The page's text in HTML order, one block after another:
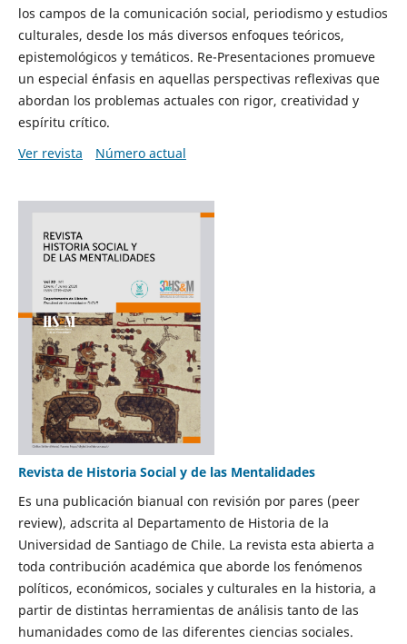
los campos de la comunicación social, periodismo y estudios
culturales, desde los más diversos enfoques teóricos,
epistemológicos y temáticos. Re-Presentaciones promueve
un especial énfasis en aquellas perspectivas reflexivas que
abordan los problemas actuales con rigor, creatividad y
espíritu crítico.
Ver revista
Número actual
Revista de Historia Social y de las Mentalidades
Es una publicación bianual con revisión por pares (peer
review), adscrita al Departamento de Historia de la
Universidad de Santiago de Chile. La revista esta abierta a
toda contribución académica que aborde los fenómenos
políticos, económicos, sociales y culturales en la historia, a
partir de distintas herramientas de análisis tanto de las
humanidades como de las diferentes ciencias sociales.